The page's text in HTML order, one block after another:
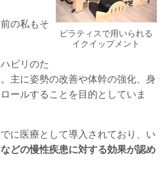
ピラティスで用いられる
イクイップメント
の私もそ
ビリのた
主に姿勢の改善や体幹の強化、身
ールすることを目的としていま
に医療として導入されており、い
どの慢性疾患に対する効果が認め